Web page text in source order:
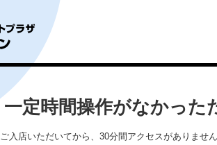
一定時間操作がなかった
ご入店いただいてから、30分間アクセスがありませ